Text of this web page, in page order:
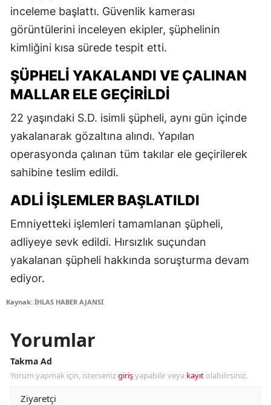
inceleme başlattı. Güvenlik kamerası
görüntülerini inceleyen ekipler, şüphelinin
kimliğini kısa sürede tespit etti.
ŞÜPHELI YAKALANDI VE ÇALINAN
MALLAR ELE GEÇIRILDI
22 yaşındaki S.D. isimli şüpheli, aynı gün içinde
yakalanarak gözaltına alındı. Yapılan
operasyonda çalınan tüm takılar ele geçirilerek
sahibine teslim edildi.
ADLI İŞLEMLER BAŞLATILDI
Emniyetteki işlemleri tamamlanan şüpheli,
adliyeye sevk edildi. Hırsızlık suçundan
yakalanan şüpheli hakkında soruşturma devam
ediyor.
Kaynak: İHLAS HABER AJANSI
Yorumlar
Takma Ad
Yorum yapmak için, istersenizgirişyapabilir veya kayıt olabilirsiniz.